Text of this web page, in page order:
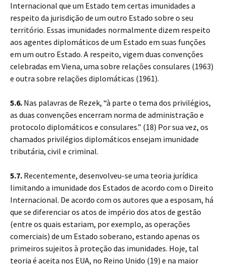
Internacional que um Estado tem certas imunidades a
respeito da jurisdição de um outro Estado sobre o seu
território. Essas imunidades normalmente dizem respeito
aos agentes diplomáticos de um Estado em suas funções
em um outro Estado. A respeito, vigem duas convenções
celebradas em Viena, uma sobre relações consulares (1963)
e outra sobre relações diplomáticas (1961).
5.6. Nas palavras de Rezek, “à parte o tema dos privilégios,
as duas convenções encerram norma de administração e
protocolo diplomáticos e consulares.” (18) Por sua vez, os
chamados privilégios diplomáticos ensejam imunidade
tributária, civil e criminal.
5.7. Recentemente, desenvolveu-se uma teoria jurídica
limitando a imunidade dos Estados de acordo com o Direito
Internacional. De acordo com os autores que a esposam, há
que se diferenciar os atos de império dos atos de gestão
(entre os quais estariam, por exemplo, as operações
comerciais) de um Estado soberano, estando apenas os
primeiros sujeitos à proteção das imunidades. Hoje, tal
teoria é aceita nos EUA, no Reino Unido (19) e na maior